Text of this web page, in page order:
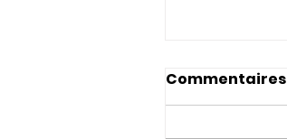
Commentaires